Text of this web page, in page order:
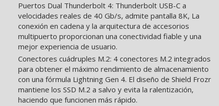
Puertos Dual Thunderbolt 4: Thunderbolt USB-C a
velocidades reales de 40 Gb/s, admite pantalla 8K, La
conexión en cadena y la arquitectura de accesorios
multipuerto proporcionan una conectividad fiable y una
mejor experiencia de usuario.
Conectores cuádruples M.2: 4 conectores M.2 integrados
para obtener el máximo rendimiento de almacenamiento
con una fórmula Lightning Gen 4. El diseño de Shield Frozr
mantiene los SSD M.2 a salvo y evita la ralentización,
haciendo que funcionen más rápido.